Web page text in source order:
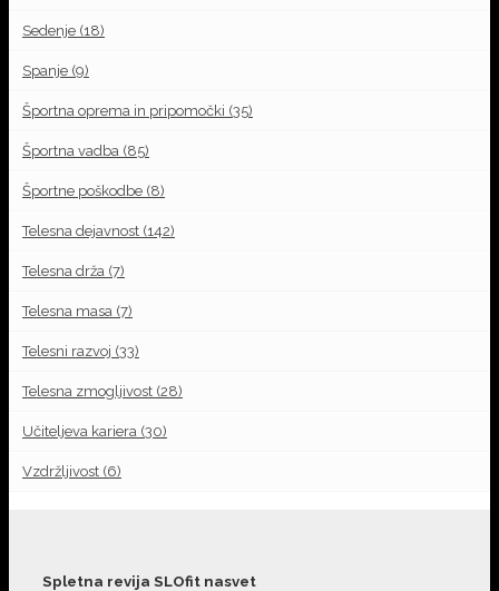
Sedenje (18)
Spanje (9)
Športna oprema in pripomočki (35)
Športna vadba (85)
Športne poškodbe (8)
Telesna dejavnost (142)
Telesna drža (7)
Telesna masa (7)
Telesni razvoj (33)
Telesna zmogljivost (28)
Učiteljeva kariera (30)
Vzdržljivost (6)
Spletna revija SLOfit nasvet